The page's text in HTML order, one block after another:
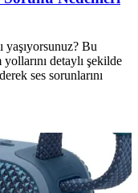
yaşıyorsunuz? Bu
detaylı şekilde
ses sorunlarını